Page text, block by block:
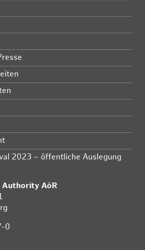
2023 – öffentliche Auslegung
Authority AöR
0